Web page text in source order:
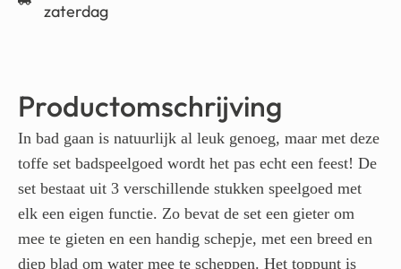
zaterdag
Productomschrijving
In bad gaan is natuurlijk al leuk genoeg, maar met deze
toffe set badspeelgoed wordt het pas echt een feest! De
set bestaat uit 3 verschillende stukken speelgoed met
elk een eigen functie. Zo bevat de set een gieter om
mee te gieten en een handig schepje, met een breed en
diep blad om water mee te scheppen. Het toppunt is